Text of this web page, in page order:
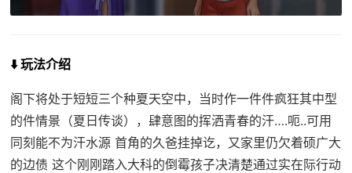
⬇️ 玩法介绍
阁下将处于短短三个种夏天空中，当时作一件件疯狂其中型
的件情景（夏日传谈），肆意图的挥洒青春的汗….呃..可用
同刻能不为汗水源 首角的久爸挂掉讫，又家里仍欠着硕广大
的边债 这个刚刚踏入大科的倒霉孩子决清楚通过实在际行动